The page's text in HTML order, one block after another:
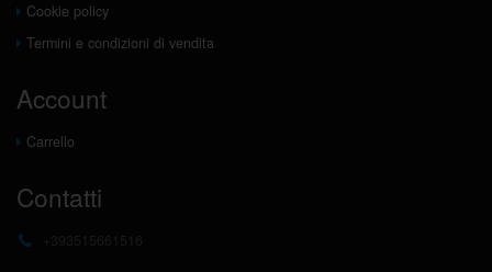
Cookie policy
Termini e condizioni di vendita
Account
Carrello
Contatti